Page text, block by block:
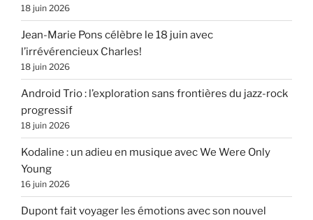
18 juin 2026
Jean-Marie Pons célèbre le 18 juin avec
l’irrévérencieux Charles!
18 juin 2026
Android Trio : l’exploration sans frontières du jazz-rock
progressif
18 juin 2026
Kodaline : un adieu en musique avec We Were Only
Young
16 juin 2026
Dupont fait voyager les émotions avec son nouvel